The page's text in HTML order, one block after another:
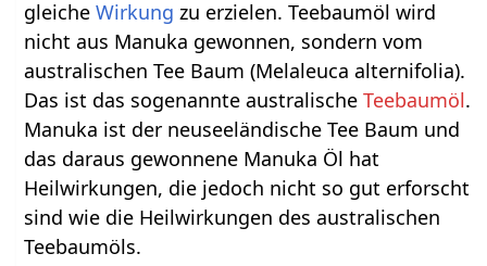
gleicheWirkung zu erzielen. Teebaumöl wird
nicht aus Manuka gewonnen, sondern vom
australischen Tee Baum (Melaleuca alternifolia).
Das ist das sogenannte australischeTeebaumöl.
Manuka ist der neuseeländische Tee Baum und
das daraus gewonnene Manuka Öl hat
Heilwirkungen, die jedoch nicht so gut erforscht
sind wie die Heilwirkungen des australischen
Teebaumöls.